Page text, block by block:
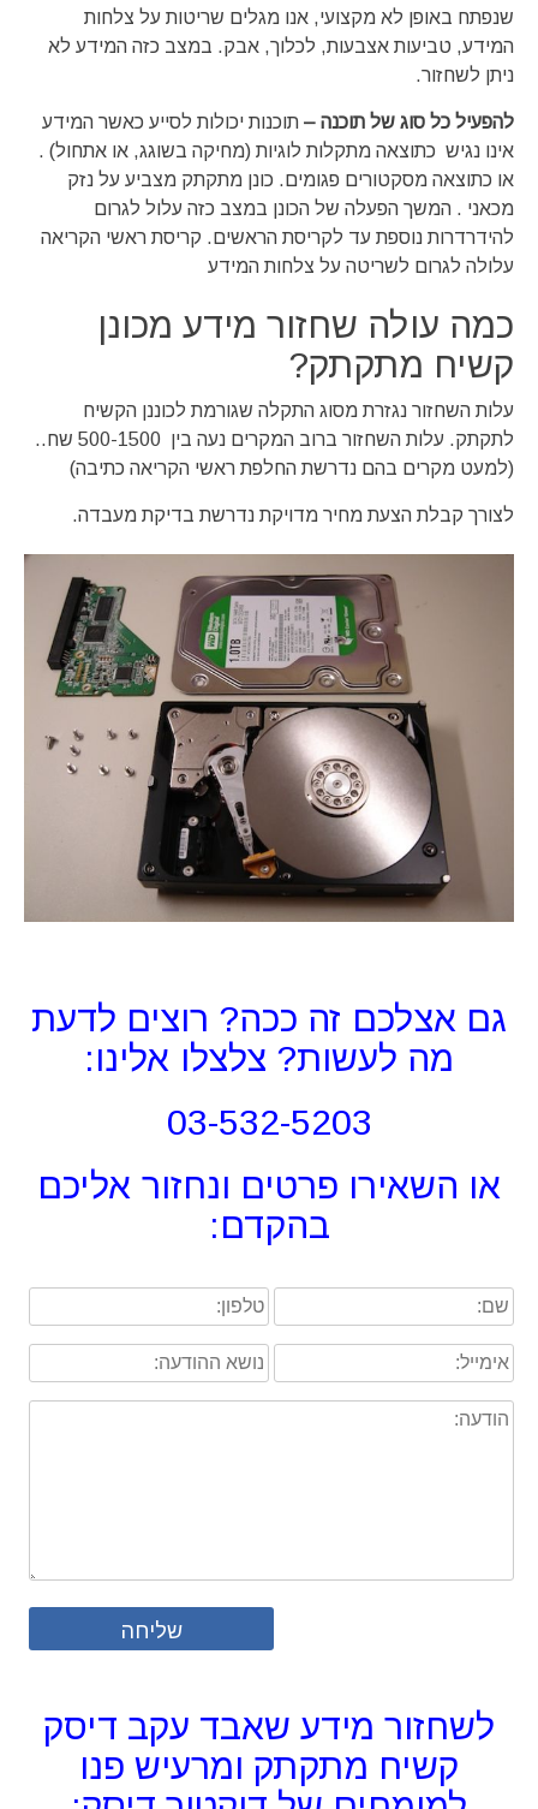
שנפתח באופן לא מקצועי, אנו מגלים שריטות על צלחות
המידע, טביעות אצבעות, לכלוך, אבק. במצב כזה המידע לא
ניתן לשחזור.
להפעיל כל סוג של תוכנה – תוכנות יכולות לסייע כאשר המידע
אינו נגיש כתוצאה מתקלות לוגיות (מחיקה בשוגג, או אתחול) .
או כתוצאה מסקטורים פגומים. כונן מתקתק מצביע על נזק
מכאני . המשך הפעלה של הכונן במצב כזה עלול לגרום
להידרדרות נוספת עד לקריסת הראשים. קריסת ראשי הקריאה
עלולה לגרום לשריטה על צלחות המידע
כמה עולה שחזור מידע מכונן
קשיח מתקתק?
עלות השחזור נגזרת מסוג התקלה שגורמת לכוננן הקשיח
לתקתק. עלות השחזור ברוב המקרים נעה בין 500-1500 שח..
(למעט מקרים בהם נדרשת החלפת ראשי הקריאה כתיבה)
לצורך קבלת הצעת מחיר מדויקת נדרשת בדיקת מעבדה.
גם אצלכם זה ככה? רוצים לדעת
מה לעשות? צלצלו אלינו:
03-532-5203
או השאירו פרטים ונחזור אליכם
בהקדם:
לשחזור מידע שאבד עקב דיסק
קשיח מתקתק ומרעיש פנו